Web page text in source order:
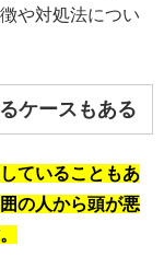
や対処法につい
ケースもある
ていることもあ
の人から頭が悪